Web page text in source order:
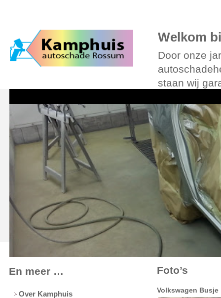
Welkom
Door onze
staan wij
Foto’s
Volkswagen Busje
En meer …
Over Kamphuis